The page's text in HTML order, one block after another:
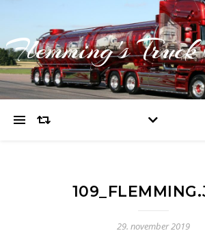
Flemming's
29. november 2019